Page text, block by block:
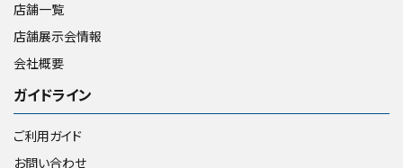
店舗一覧
店舗展示会情報
会社概要
ガイドライン
ご利用ガイド
お問い合わせ